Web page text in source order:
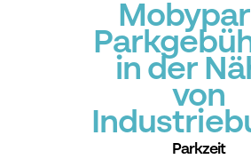
in der
von
Parkzeit